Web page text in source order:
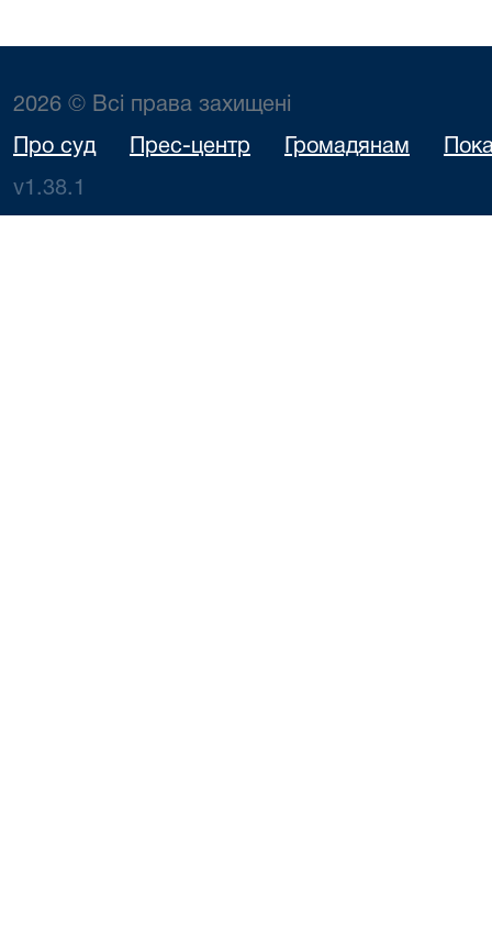
2026 © Всі права захищені
Про суд Прес-центр Громадянам
v1.38.1